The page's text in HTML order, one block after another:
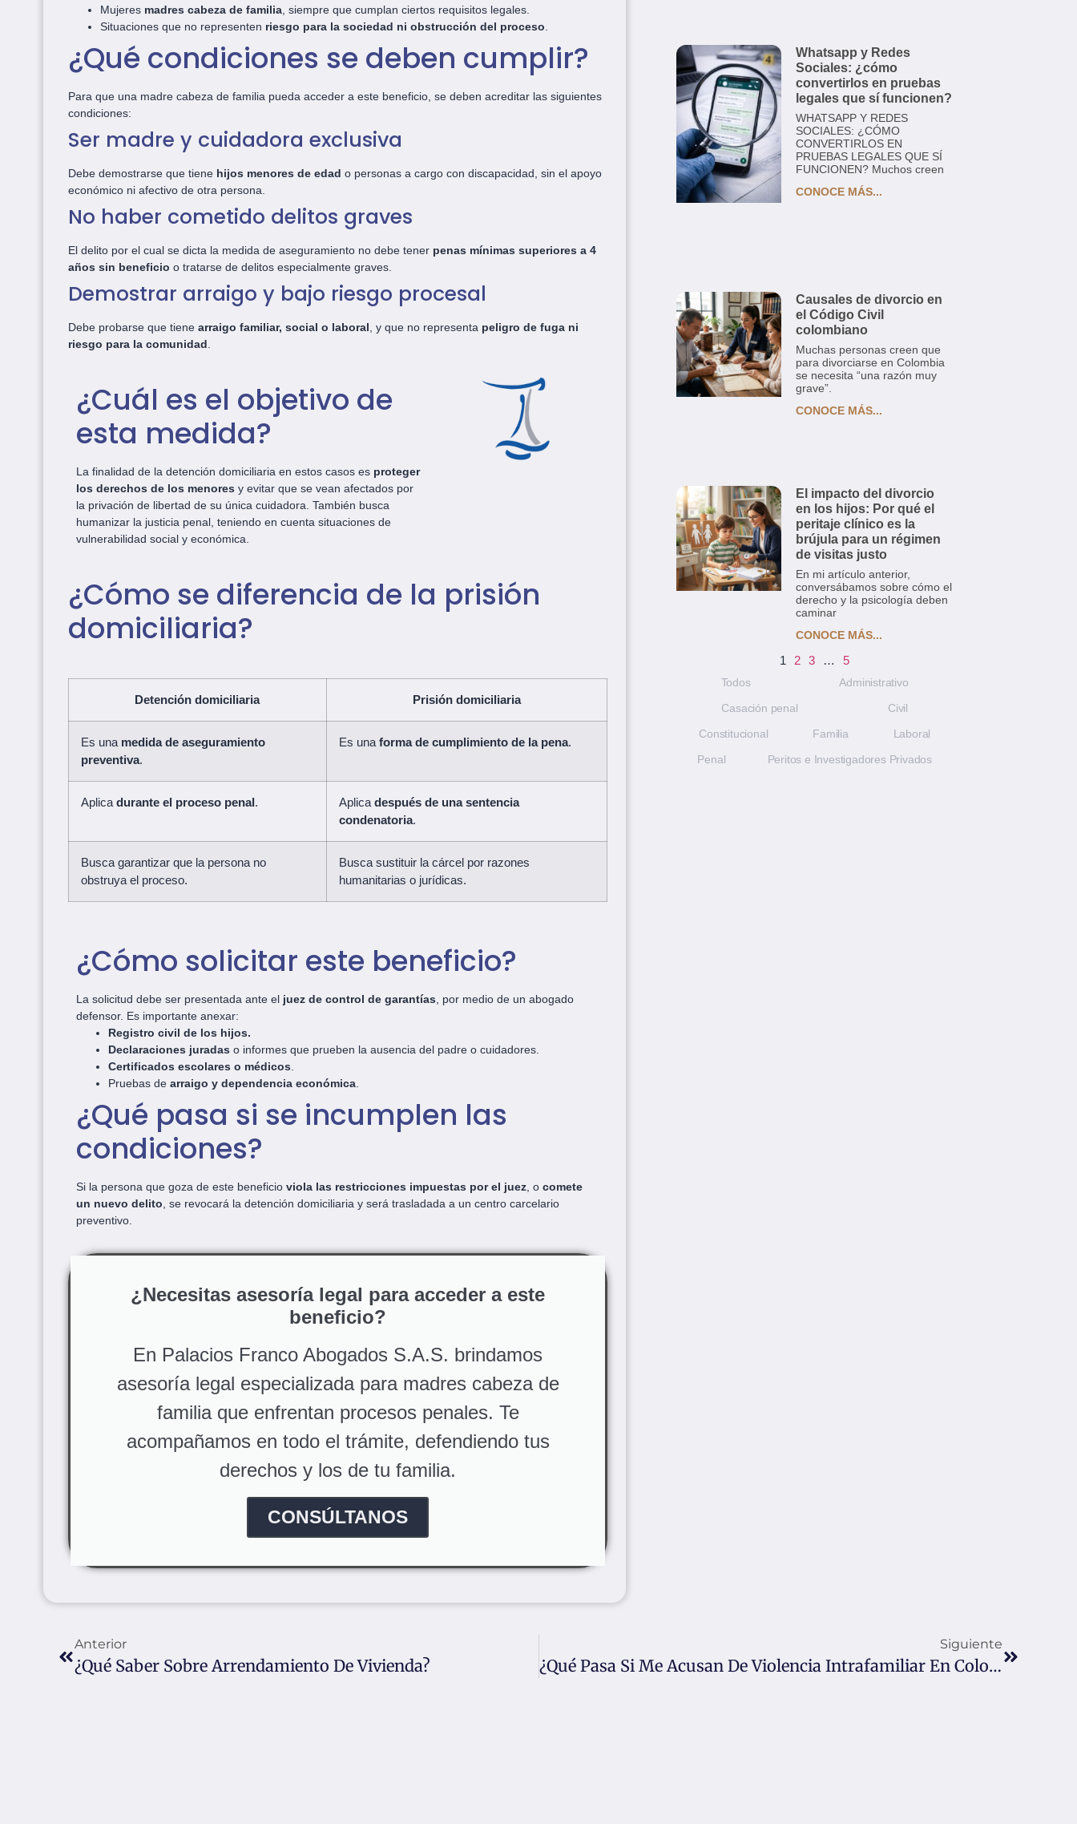
Mujeres madres cabeza de familia, siempre que cumplan ciertos requisitos legales.
Situaciones que no representen riesgo para la sociedad ni obstrucción del proceso
¿Qué condiciones se deben cumplir?
Para que una madre cabeza de familia pueda acceder a este beneficio, se deben acreditar las siguientes
condiciones:
Ser madre y cuidadora exclusiva
Debe demostrarse que tiene hijos menores de edad o personas a cargo con discapacidad, sin el apoyo
económico ni afectivo de otra persona.
No haber cometido delitos graves
El delito por el cual se dicta la medida de aseguramiento no debe tener penas mínimas superiores a 4
años sin beneficio o tratarse de delitos especialmente graves.
Demostrar arraigo y bajo riesgo procesal
Debe probarse que tiene arraigo familiar, social o laboral , y que no representa peligro de fuga ni
riesgo para la comunidad
¿Cuál es el objetivo de
esta medida?
La finalidad de la detención domiciliaria en estos casos es proteger
los derechos de los menores y evitar que se vean afectados por
la privación de libertad de su única cuidadora. También busca
humanizar la justicia penal, teniendo en cuenta situaciones de
vulnerabilidad social y económica.
¿Cómo se diferencia de la prisión
domiciliaria?
Detención domiciliaria Prisión domiciliaria
Es una medida de aseguramiento
preventiva.
Es una forma de cumplimiento de la pena.
Aplica durante el proceso penal. Aplica después de una sentencia
condenatoria.
Busca garantizar que la persona no
obstruya el proceso.
Busca sustituir la cárcel por razones
humanitarias o jurídicas.
¿Cómo solicitar este beneficio?
La solicitud debe ser presentada ante el juez de control de garantías , por medio de un abogado
defensor. Es importante anexar:
Registro civil de los hijos.
Declaraciones juradas o informes que prueben la ausencia del padre o cuidadores.
Certificados escolares o médicos
Pruebas de arraigo y dependencia económica.
¿Qué pasa si se incumplen las
condiciones?
Si la persona que goza de este beneficio viola las restricciones impuestas por el juez, o comete
un nuevo delito , se revocará la detención domiciliaria y será trasladada a un centro carcelario
preventivo.
¿Necesitas asesoría legal para acceder a este
beneficio?
En Palacios Franco Abogados S.A.S. brindamos
asesoría legal especializada para madres cabeza de
familia que enfrentan procesos penales. Te
acompañamos en todo el trámite, defendiendo tus
derechos y los de tu familia.
CONSÚLTANOS
Whatsapp y Redes
Sociales: ¿cómo
convertirlos en pruebas
legales que sí funcionen?
WHATSAPP Y REDES
SOCIALES: ¿CÓMO
CONVERTIRLOS EN
PRUEBAS LEGALES QUE SÍ
FUNCIONEN? Muchos creen
CONOCE MÁS...
Causales de divorcio en
el Código Civil
colombiano
Muchas personas creen que
para divorciarse en Colombia
se necesita “una razón muy
grave”.
CONOCE MÁS...
El impacto del divorcio
en los hijos: Por qué el
peritaje clínico es la
brújula para un régimen
de visitas justo
En mi artículo anterior,
conversábamos sobre cómo el
derecho y la psicología deben
caminar
CONOCE MÁS...
1 2 3 … 5
Todos
Administrativo
Casación penal
Civil
Constitucional
Familia
Laboral
Penal
Peritos e Investigadores Privados
Anterior
¿Qué Saber Sobre Arrendamiento De Vivienda?
Siguiente
¿Qué Pasa Si Me Acusan De Violencia Intrafamiliar En Colombia?